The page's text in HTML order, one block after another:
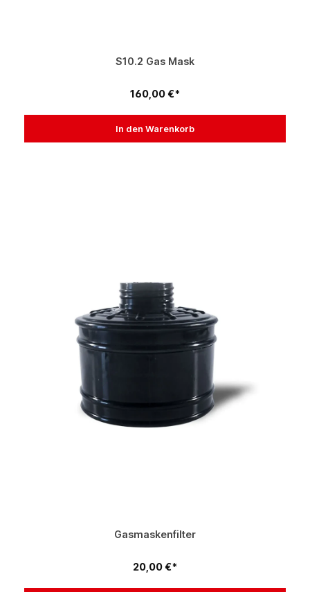
S10.2 Gas Mask
160,00 €*
In den Warenkorb
Gasmaskenfilter
20,00 €*